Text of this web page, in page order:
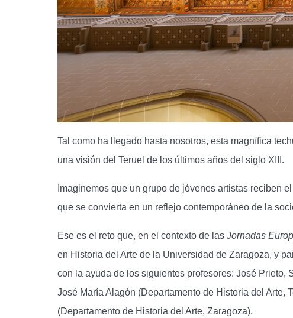
Tal como ha llegado hasta nosotros, esta magnífica
una visión del Teruel de los últimos años del siglo XIII.
Imaginemos que un grupo de jóvenes artistas reciben
que se convierta en un reflejo contemporáneo de la
Ese es el reto que, en el contexto de las Jornadas
en Historia del Arte de la Universidad de Zaragoza, y
con la ayuda de los siguientes profesores: José
José María Alagón (Departamento de Historia del Arte,
(Departamento de Historia del Arte, Zaragoza).